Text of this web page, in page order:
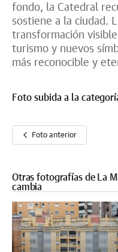
fondo, la Catedral
sostiene a la ciudad.
transformación
turismo y nuevos
más reconocible y
Foto subida a la
Foto anterior
Otras fotografías de La
cambia